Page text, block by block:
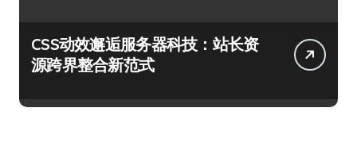
CSS动效邂逅服务器科技：站长资
源跨界整合新范式